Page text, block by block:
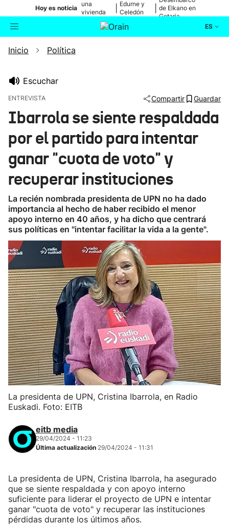
Hoy es noticia
una
vivienda
de Bilbao
Edurne y
Celedón
de Elkano en
Getaria
ES
Buscador
Ikusmiran
Eguraldia
Inicio Política
Escuchar
ENTREVISTA Compartir Guardar
Ibarrola se siente respaldada
por el partido para intentar
ganar "cuota de voto" y
recuperar instituciones
La recién nombrada presidenta de UPN no ha dado
importancia al hecho de haber recibido el menor
apoyo interno en 40 años, y ha dicho que centrará
sus políticas en "intentar facilitar la vida a la gente".
La presidenta de UPN, Cristina Ibarrola, en Radio
Euskadi. Foto: EITB
eitb media
29/04/2024 - 11:23
Última actualización 29/04/2024 - 11:31
La presidenta de UPN, Cristina Ibarrola, ha asegurado
que se siente respaldada y con apoyo interno
suficiente para liderar el proyecto de UPN e intentar
ganar "cuota de voto" y recuperar las instituciones
pérdidas durante los últimos años.